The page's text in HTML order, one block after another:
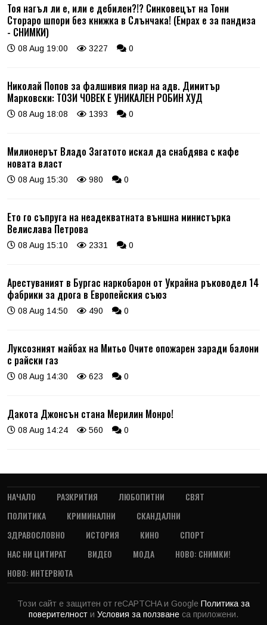
Тоя нагъл ли е, или е дебилен?!? Синковецът на Тони
Стораро шпори без книжка в Слънчака! (Емрах е за пандиза
- СНИМКИ)
08 Aug 19:00 3227 0
Николай Попов за фалшивия пиар на адв. Димитър
Марковски: ТОЗИ ЧОВЕК Е УНИКАЛЕН РОБИН ХУД
08 Aug 18:08 1393 0
Милионерът Владо Загатото искал да снабдява с кафе
новата власт
08 Aug 15:30 980 0
Ето го съпруга на неадекватната външна министърка
Велислава Петрова
08 Aug 15:10 2331 0
Арестуваният в Бургас наркобарон от Украйна ръководел 14
фабрики за дрога в Европейския съюз
08 Aug 14:50 490 0
Луксозният майбах на Митьо Очите опожарен заради балони
с райски газ
08 Aug 14:30 623 0
Дакота Джонсън стана Мерилин Монро!
08 Aug 14:24 560 0
НАЧАЛО РАЗКРИТИЯ ЛЮБОПИТНИ
СВЯТ
ПОЛИТИКА
КРИМИНАЛНИ
СКАНДАЛНИ
ЗДРАВОСЛОВНО
ИСТОРИЯ КИНО
СПОРТ
НАС НИ ЦИТИРАТ
ВИДЕО МОДА
НОВО: СНИМКИ!
НОВО: ИНТЕРВЮТА
Този сайт е защитен от reCAPTCHA и Google Политика за
поверителност и Условия за ползване са приложени.